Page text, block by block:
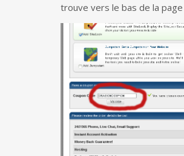
trouve vers le bas de la